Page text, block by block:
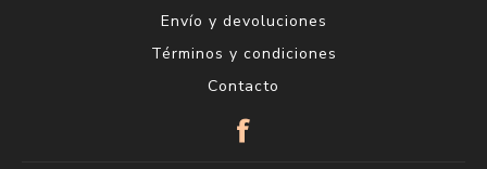
Envío y devoluciones
Términos y condiciones
Contacto